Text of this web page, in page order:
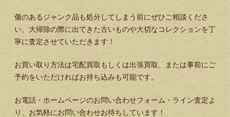
傷のあるジャンク品も処分してしまう前にぜひご相談くださ
い、大掃除の際に出てきた古いものや大切なコレクションを丁
寧に査定させていただきます！
お買い取り方法は宅配買取もしくは出張買取、または事前にご
予約をいただければお持ち込みも可能です。
お電話・ホームページのお問い合わせフォーム・ライン査定よ
り、お気軽にお問い合わせお待ちしています！